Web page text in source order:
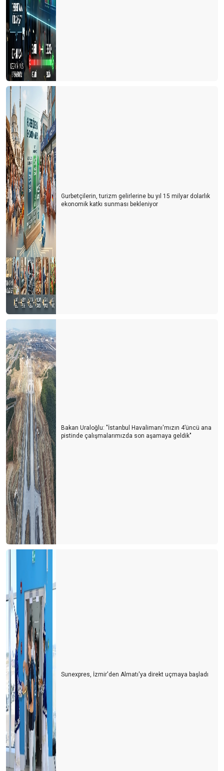
Antalya'da Turizmdeki Sıkıntılar ve Çözüm Önerileri
Antalya’nın Hava Trafiği ve Yol Sorunları: Acil Çözüm Bekleyen
Kriz
Turizm Türkiye'nin Yükselen Değeri: Fiyatlar Artarken Talep Niye
Hala Yüksek?
Afrika Turizm Forumu’nun ardından
Turizm siyaset üstünde olmalı
ITB BERLİN TURİZM FUARI’NIN ARDINDAN
Turizmi yük görüyorlar
Sharm El Sheik Belek’e rakip olabilir mi?
Antalya’da hayat pahalılığı yabancıları da panikletmeye başladı
Turizm nasıl gidiyor? İyi mi? Kötü mü?
Antalya turist sayısında rekorlar kırıyor ama lüks oteller neden
boş?
Antalya oldu Dolaristan
Turizm Yazarları ile buluşma ve Yıldıray Karaer
Siyasetin turizme bakış açısı
ITB Berlin Turizm Fuarının ardından
Otelciler arada kaldı
Otelciler, depremzedelerin yaralarını sarıyor
Turizmde 2022’nin Ardından 2023 yılı beklentileri
Konaklama vergisi muamması sürüyor
1 Milyon turist nerede?
Doldur boşalt turizmi
THY'de neler oluyor?
Tur otobüsleri kazaları artmaya başladı
Kastamonu'ya yolumuz düştü
Türkiye'de cruise turları neden artmıyor?
Avrupa'da tanıtım elçisi
Memur ve Emekli Antalya'dan kaçıyor
Turist olarak değil yerleşmeye geliyorlar
Turizmci desteğe muhtaç
Dünya Antalyayı izledi
Savaş mı? Turizm mi?
Fuarları özlemişiz
Personel turizm sektöründen kaçıyor
Turist ne yapsın?
Bu yıl oteller yabancı turiste kalacak gibi...
Turizm esnafı artan kurlara karşı çareyi buldu
Turizmcinin 2022 için en büyük korkusu
Turizm çalışanı sektörden kaçıyor
Gurbetçilerin, turizm gelirlerine bu yıl 15 milyar dolarlık
ekonomik katkı sunması bekleniyor
Bakan Uraloğlu: "İstanbul Havalimanı'mızın 4’üncü ana
pistinde çalışmalarımızda son aşamaya geldik"
Sunexpres, İzmir'den Almatı'ya direkt uçmaya başladı